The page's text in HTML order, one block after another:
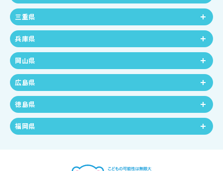
三重県
兵庫県
岡山県
広島県
徳島県
福岡県